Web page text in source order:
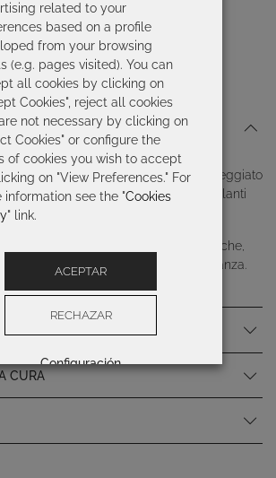
€.
con coppa morbida, effetto drappeggiato
sostegno. Le spalline autoregolanti
motivo ad anello.
la stampa tie-dye è un must di stile che,
motivi allegri, acquista forza ed eleganza.
CURA
related to your
based on a profile
from your browsing
(e.g. pages visited). You can
all cookies by clicking on
Cookies", reject all cookies
not necessary by clicking on
Cookies" or configure the
of cookies you wish to accept
on "View Preferences." For
information see the "Cookies
" link.
ACEPTAR
RECHAZAR
Configuración